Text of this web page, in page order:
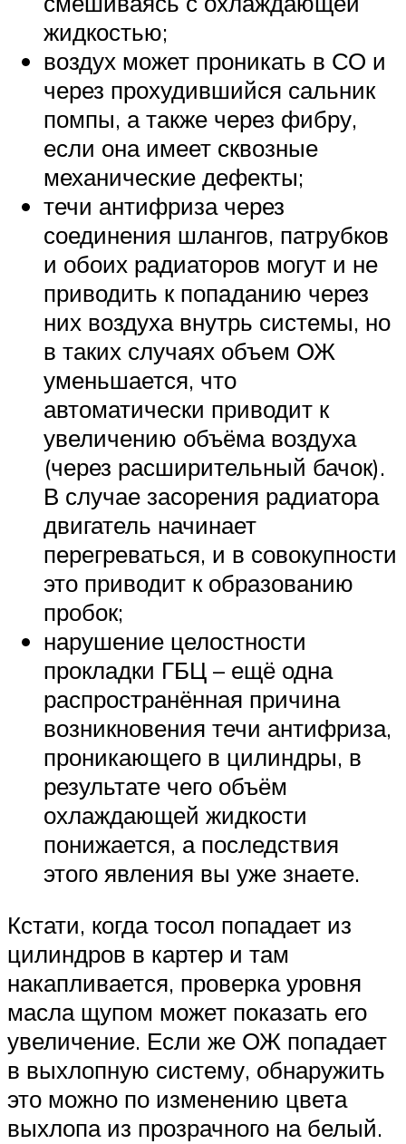
жидкостью;
воздух может проникать в СО и
через прохудившийся сальник
помпы, а также через фибру,
если она имеет сквозные
механические дефекты;
течи антифриза через
соединения шлангов, патрубков
и обоих радиаторов могут и не
приводить к попаданию через
них воздуха внутрь системы, но
в таких случаях объем ОЖ
уменьшается, что
автоматически приводит к
увеличению объёма воздуха
(через расширительный бачок).
В случае засорения радиатора
двигатель начинает
перегреваться, и в совокупности
это приводит к образованию
пробок;
нарушение целостности
прокладки ГБЦ – ещё одна
распространённая причина
возникновения течи антифриза,
проникающего в цилиндры, в
результате чего объём
охлаждающей жидкости
понижается, а последствия
этого явления вы уже знаете.
Кстати, когда тосол попадает из
цилиндров в картер и там
накапливается, проверка уровня
масла щупом может показать его
увеличение. Если же ОЖ попадает
в выхлопную систему, обнаружить
это можно по изменению цвета
выхлопа из прозрачного на белый.